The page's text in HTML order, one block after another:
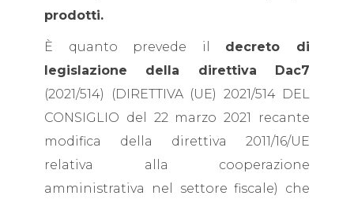
prodotti.
È quanto prevede il decreto di
legislazione della direttiva Dac7
(2021/514) (DIRETTIVA (UE) 2021/514 DEL
CONSIGLIO del 22 marzo 2021 recante
modifica della direttiva 2011/16/UE
relativa alla cooperazione
amministrativa nel settore fiscale)
che